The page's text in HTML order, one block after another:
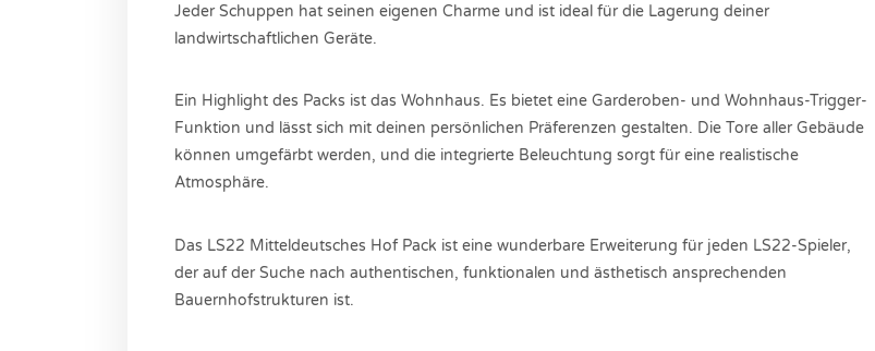
Jeder Schuppen hat seinen eigenen Charme und ist ideal für die Lagerung deiner
landwirtschaftlichen Geräte.
Ein Highlight des Packs ist das Wohnhaus. Es bietet eine Garderoben- und Wohnhaus-Trigger-
Funktion und lässt sich mit deinen persönlichen Präferenzen gestalten. Die Tore aller Gebäude
können umgefärbt werden, und die integrierte Beleuchtung sorgt für eine realistische
Atmosphäre.
Das LS22 Mitteldeutsches Hof Pack ist eine wunderbare Erweiterung für jeden LS22-Spieler,
der auf der Suche nach authentischen, funktionalen und ästhetisch ansprechenden
Bauernhofstrukturen ist.